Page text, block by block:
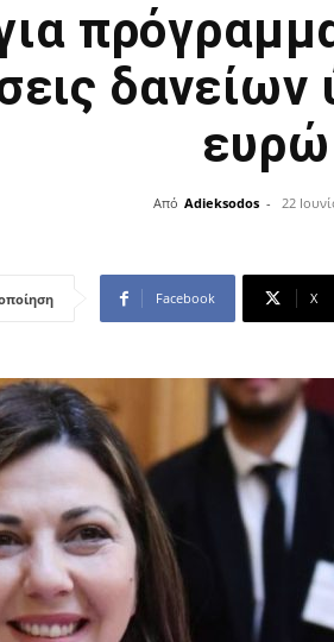
ευρώ
Από Adieksodos - 22
Facebook X